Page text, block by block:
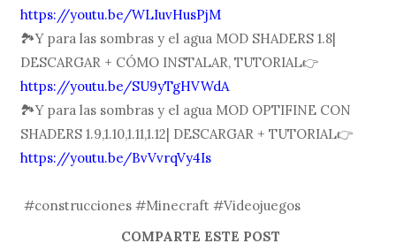
https://youtu.be/WLIuvHusPjM
🏞Y para las sombras y el agua MOD SHADERS 1.8|
DESCARGAR + CÓMO INSTALAR, TUTORIAL👉
https://youtu.be/SU9yTgHVWdA
🏞Y para las sombras y el agua MOD OPTIFINE CON
SHADERS 1.9,1.10,1.11,1.12| DESCARGAR + TUTORIAL👉
https://youtu.be/BvVvrqVy4Is
#construcciones #Minecraft #Videojuegos
COMPARTE ESTE POST